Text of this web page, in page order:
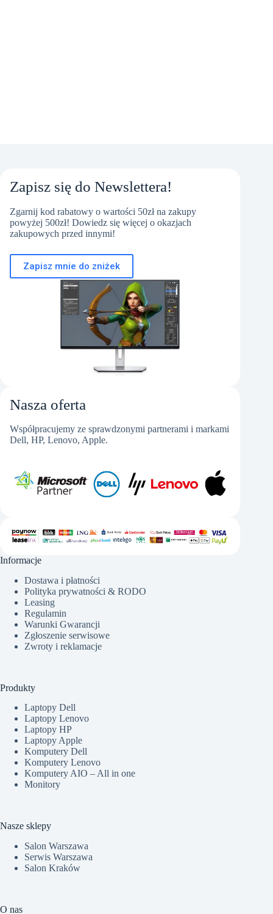
Zapisz się do Newslettera!
Zgarnij kod rabatowy o wartości 50zł na zakupy
powyżej 500zł! Dowiedz się więcej o okazjach
zakupowych przed innymi!
Zapisz mnie do zniżek
Nasza oferta
Współpracujemy ze sprawdzonymi partnerami i markami
Dell, HP, Lenovo, Apple.
Informacje
Dostawa i płatności
Polityka prywatności & RODO
Leasing
Regulamin
Warunki Gwarancji
Zgłoszenie serwisowe
Zwroty i reklamacje
Produkty
Laptopy Dell
Laptopy Lenovo
Laptopy HP
Laptopy Apple
Komputery Dell
Komputery Lenovo
Komputery AIO – All in one
Monitory
Nasze sklepy
Salon Warszawa
Serwis Warszawa
Salon Kraków
O nas